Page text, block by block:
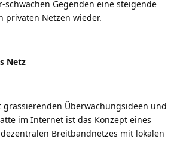
Gegenden eine steigende
privaten Netzen wieder.
Netz
grassierenden Überwachungsideen und
im Internet ist das Konzept eines
Breitbandnetzes mit lokalen